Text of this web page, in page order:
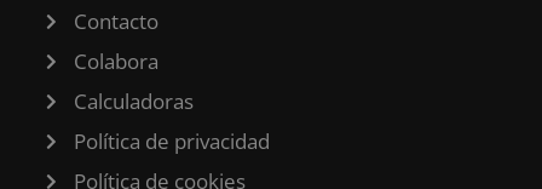
Contacto
Colabora
Calculadoras
Política de privacidad
Política de cookies